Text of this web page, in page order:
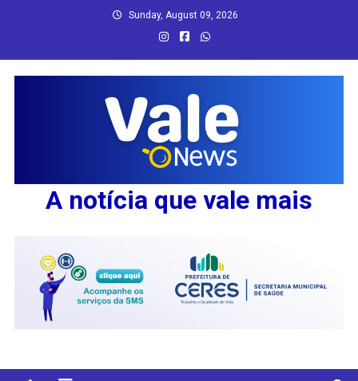
Sunday, August 09, 2026
A notícia que vale mais